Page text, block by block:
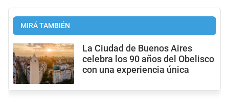
MIRÁ TAMBIÉN
La Ciudad de Buenos Aires
celebra los 90 años del Obelisco
con una experiencia única